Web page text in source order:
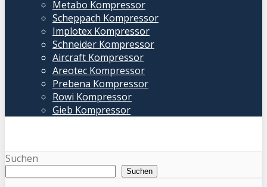
Metabo Kompressor
Scheppach Kompressor
Implotex Kompressor
Schneider Kompressor
Aircraft Kompressor
Areotec Kompressor
Prebena Kompressor
Rowi Kompressor
Gieb Kompressor
Suchen
Suchen